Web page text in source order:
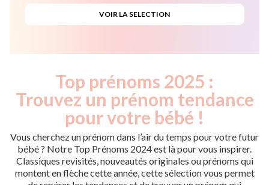
Top prénoms 2025 :
Trouvez un prénom tendance
pour votre bébé !
Vous cherchez un prénom dans l’air du temps pour votre futur
bébé ? Notre Top Prénoms 2024 est là pour vous inspirer.
Classiques revisités, nouveautés originales ou prénoms qui
montent en flèche cette année, cette sélection vous permet